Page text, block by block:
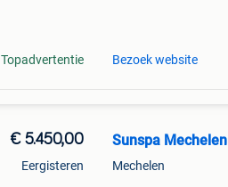
Topadvertentie Bezoek website
€ 5.450,00
Eergisteren
Sunspa Mechelen
Mechelen